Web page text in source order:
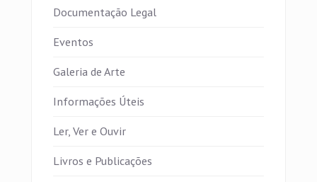
Documentação Legal
Eventos
Galeria de Arte
Informações Úteis
Ler, Ver e Ouvir
Livros e Publicações